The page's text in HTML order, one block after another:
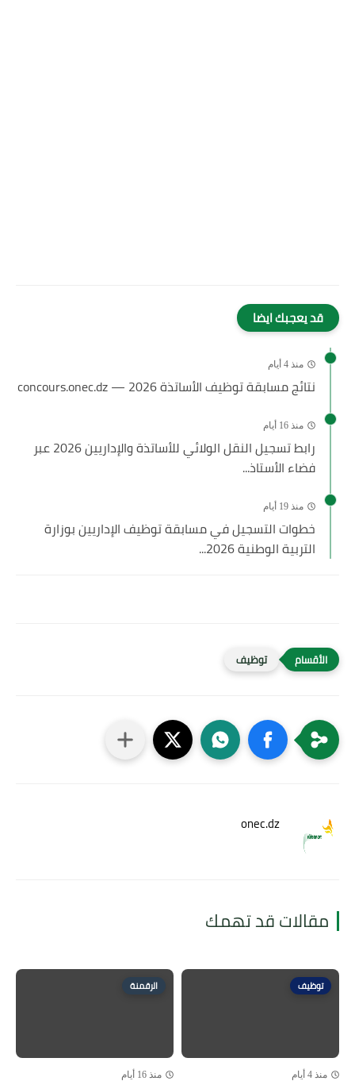
قد يعجبك ايضا
منذ 4 أيام
نتائج مسابقة توظيف الأساتذة 2026 — concours.onec.dz
منذ 16 أيام
رابط تسجيل النقل الولائي للأساتذة والإداريين 2026 عبر
فضاء الأستاذ...
منذ 19 أيام
خطوات التسجيل في مسابقة توظيف الإداريين بوزارة
التربية الوطنية 2026...
توظيف
onec.dz
مقالات قد تهمك
توظيف
منذ 4 أيام
الرقمنة
منذ 16 أيام